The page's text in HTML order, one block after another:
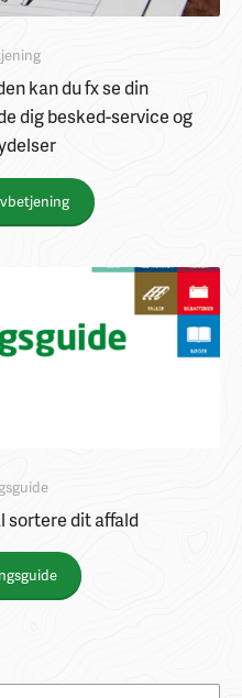
kan du fx se din
dig besked-service og
sortere dit affald